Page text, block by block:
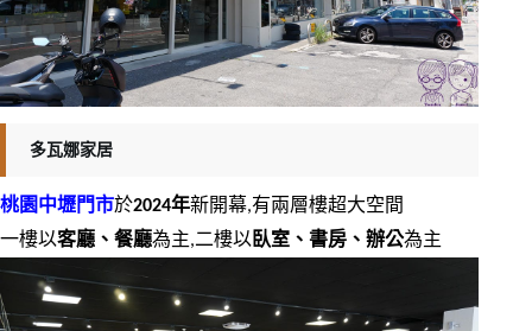
多瓦娜家居
桃園中壢門市於2024年新開幕,有兩層樓超大空間
一樓以客廳、餐廳為主,二樓以臥室、書房、辦公為主